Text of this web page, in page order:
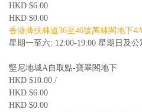
HKD $6.00
HKD $0.00
香港薄扶林道36至46號萬林閣地下
星期一至六: 12:00-19:00 星期日及公
堅尼地城A自取點-寶翠閣地下
HKD $10.00 /
HKD $6.00
HKD $0.00